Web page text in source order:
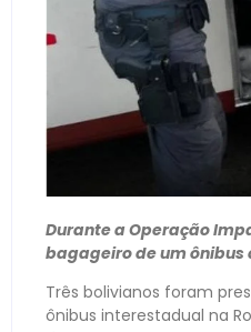
Durante a Operação
bagageiro de um ônibus
Três bolivianos foram
ônibus interestadual na